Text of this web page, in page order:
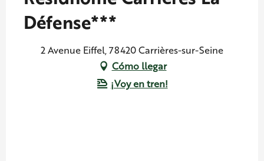
Défense***
2 Avenue Eiffel, 78420 Carrières-sur-Seine
Cómo llegar
¡Voy en tren!